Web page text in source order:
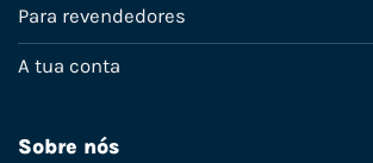
Para revendedores
A tua conta
Sobre nós